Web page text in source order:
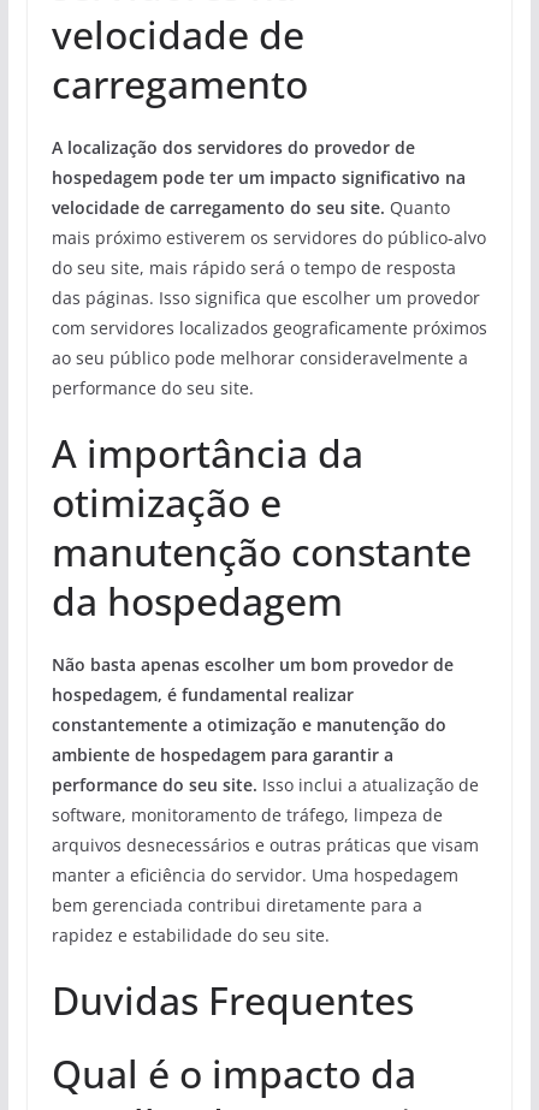
velocidade de
carregamento
A localização dos servidores do provedor de
hospedagem pode ter um impacto significativo na
velocidade de carregamento do seu site. Quanto
mais próximo estiverem os servidores do público-alvo
do seu site, mais rápido será o tempo de resposta
das páginas. Isso significa que escolher um provedor
com servidores localizados geograficamente próximos
ao seu público pode melhorar consideravelmente a
performance do seu site.
A importância da
otimização e
manutenção constante
da hospedagem
Não basta apenas escolher um bom provedor de
hospedagem, é fundamental realizar
constantemente a otimização e manutenção do
ambiente de hospedagem para garantir a
performance do seu site. Isso inclui a atualização de
software, monitoramento de tráfego, limpeza de
arquivos desnecessários e outras práticas que visam
manter a eficiência do servidor. Uma hospedagem
bem gerenciada contribui diretamente para a
rapidez e estabilidade do seu site.
Duvidas Frequentes
Qual é o impacto da